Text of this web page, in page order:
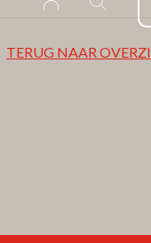
TERUG NAAR